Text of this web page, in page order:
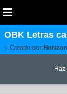
OBK Letras
Creado por: